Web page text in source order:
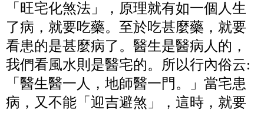
「旺宅化煞法」，原理就有如一個人生
了病，就要吃藥。至於吃甚麼藥，就要
看患的是甚麼病了。醫生是醫病人的，
我們看風水則是醫宅的。所以行內俗云:
「醫生醫一人，地師醫一門。」當宅患
病，又不能「迎吉避煞」，這時，就要